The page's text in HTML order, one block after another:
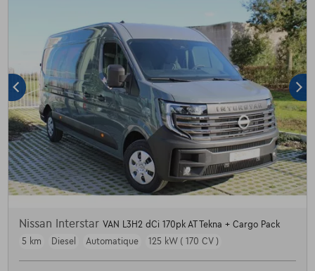
Nissan Interstar VAN L3H2 dCi 170pk AT Tekna + Cargo Pack
5 km
Diesel Automatique 125 kW ( 170 CV )